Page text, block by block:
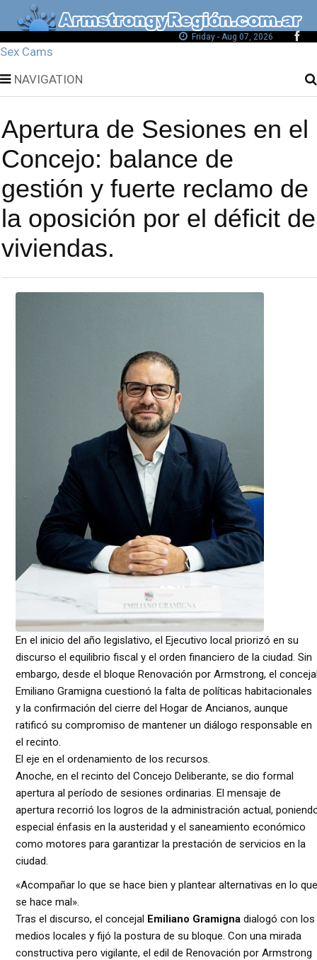
Friday - Aug 07, 2026
Sex Cams
NAVIGATION
Apertura de Sesiones en el
Concejo: balance de
gestión y fuerte reclamo de
la oposición por el déficit de
viviendas.
En el inicio del año legislativo, el Ejecutivo local priorizó en su
discurso el equilibrio fiscal y el orden financiero de la ciudad. Sin
embargo, desde el bloque Renovación por Armstrong, el
Emiliano Gramigna cuestionó la falta de políticas habitacionales
y la confirmación del cierre del Hogar de Ancianos, aunque
ratificó su compromiso de mantener un diálogo responsable en
el recinto.
El eje en el ordenamiento de los recursos.
Anoche, en el recinto del Concejo Deliberante, se dio formal
apertura al período de sesiones ordinarias. El mensaje de
apertura recorrió los logros de la administración actual,
especial énfasis en la austeridad y el saneamiento económico
como motores para garantizar la prestación de servicios en la
ciudad.
«Acompañar lo que se hace bien y plantear alternativas en lo que
se hace mal».
Tras el discurso, el concejal Emiliano Gramigna dialogó con los
medios locales y fijó la postura de su bloque. Con una mirada
constructiva pero vigilante, el edil de Renovación por Armstrong